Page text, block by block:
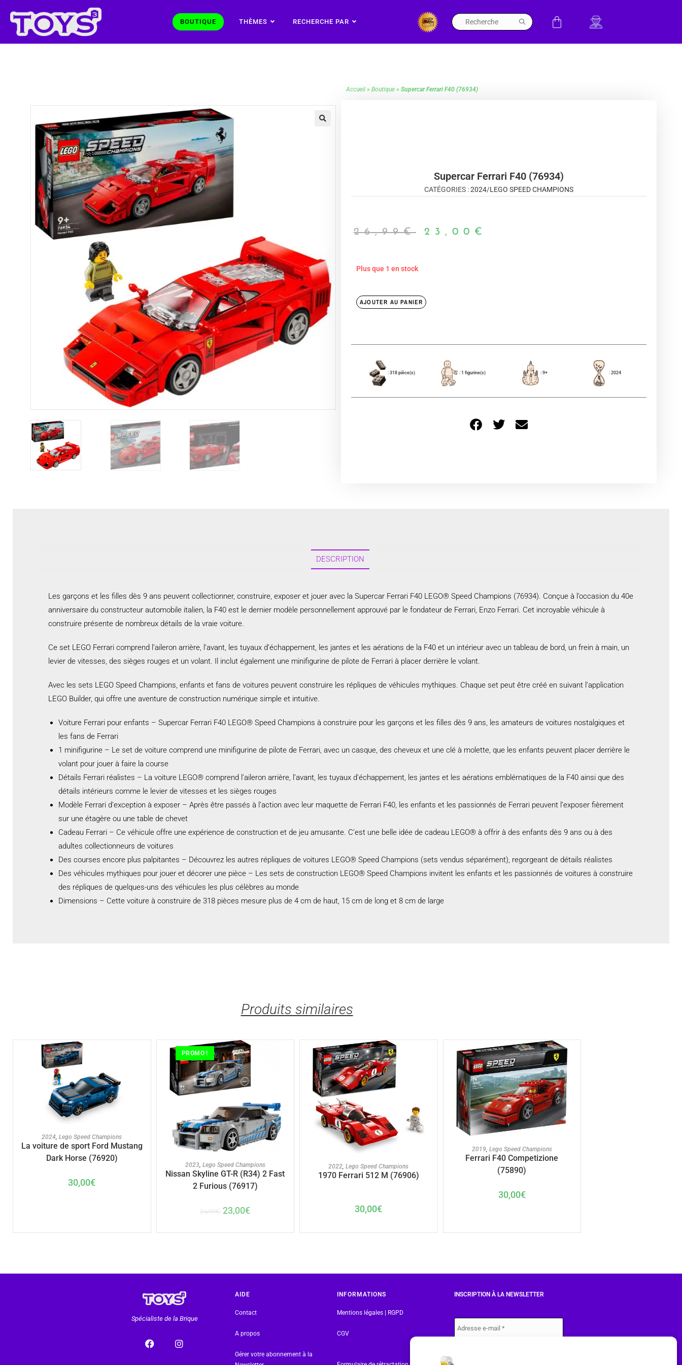
BOUTIQUE THÈMES RECHERCHE PAR
Accueil » Boutique » Supercar Ferrari F40 (76934)
Supercar Ferrari F40 (76934)
CATÉGORIES :2024/LEGO SPEED CHAMPIONS
26,99€ 23,00 €
Plus que 1 en stock
AJOUTER AU PANIER
: 318 pièce(s) : 1 figurine(s) : 9+ : 2024
DESCRIPTION
Les garçons et les filles dès 9 ans peuvent collectionner, construire, exposer et jouer avec la Supercar Ferrari F40 LEGO® Speed Champions (76934). Conçue à l’occasion du 40e
anniversaire du constructeur automobile italien, la F40 est le dernier modèle personnellement approuvé par le fondateur de Ferrari, Enzo Ferrari. Cet incroyable véhicule à
construire présente de nombreux détails de la vraie voiture.
Ce set LEGO Ferrari comprend l’aileron arrière, l’avant, les tuyaux d’échappement, les jantes et les aérations de la F40 et un intérieur avec un tableau de bord, un frein à main, un
levier de vitesses, des sièges rouges et un volant. Il inclut également une minifigurine de pilote de Ferrari à placer derrière le volant.
Avec les sets LEGO Speed Champions, enfants et fans de voitures peuvent construire les répliques de véhicules mythiques. Chaque set peut être créé en suivant l’application
LEGO Builder, qui offre une aventure de construction numérique simple et intuitive.
Voiture Ferrari pour enfants – Supercar Ferrari F40 LEGO® Speed Champions à construire pour les garçons et les filles dès 9 ans, les amateurs de voitures nostalgiques et
les fans de Ferrari
1 minifigurine – Le set de voiture comprend une minifigurine de pilote de Ferrari, avec un casque, des cheveux et une clé à molette, que les enfants peuvent placer derrière le
volant pour jouer à faire la course
Détails Ferrari réalistes – La voiture LEGO® comprend l’aileron arrière, l’avant, les tuyaux d’échappement, les jantes et les aérations emblématiques de la F40 ainsi que des
détails intérieurs comme le levier de vitesses et les sièges rouges
Modèle Ferrari d’exception à exposer – Après être passés à l’action avec leur maquette de Ferrari F40, les enfants et les passionnés de Ferrari peuvent l’exposer fièrement
sur une étagère ou une table de chevet
Cadeau Ferrari – Ce véhicule offre une expérience de construction et de jeu amusante. C’est une belle idée de cadeau LEGO® à offrir à des enfants dès 9 ans ou à des
adultes collectionneurs de voitures
Des courses encore plus palpitantes – Découvrez les autres répliques de voitures LEGO® Speed Champions (sets vendus séparément), regorgeant de détails réalistes
Des véhicules mythiques pour jouer et décorer une pièce – Les sets de construction LEGO® Speed Champions invitent les enfants et les passionnés de voitures à construire
des répliques de quelques-uns des véhicules les plus célèbres au monde
Dimensions – Cette voiture à construire de 318 pièces mesure plus de 4 cm de haut, 15 cm de long et 8 cm de large
Produits similaires
AJOUTER AU PANIER
2024,Lego Speed Champions
La voiture de sport Ford Mustang
Dark Horse (76920)
30,00€
PROMO !
AJOUTER AU PANIER
2023, Lego Speed Champions
Nissan Skyline GT-R (R34) 2 Fast
2 Furious (76917)
24,99€ 23,00€
AJOUTER AU PANIER
2022,Lego Speed Champions
1970 Ferrari 512 M (76906)
30,00€
AJOUTER AU PANIER
2019 Lego Speed Champions
Ferrari F40 Competizione
(75890)
30,00€
Spécialiste de la Brique
AIDE
Contact
A propos
Gérer votre abonnement à la
INFORMATIONS
Mentions légales | RGPD
CGV
INSCRIPTION À LA NEWSLETTER